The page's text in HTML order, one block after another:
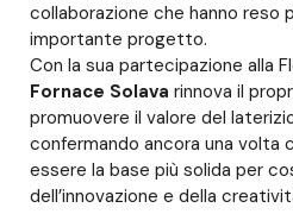
collaborazione che hanno reso
importante progetto.
Con la sua partecipazione alla
Fornace Solava rinnova il
promuovere il valore del
confermando ancora una volta
essere la base più solida per
dell’innovazione e della